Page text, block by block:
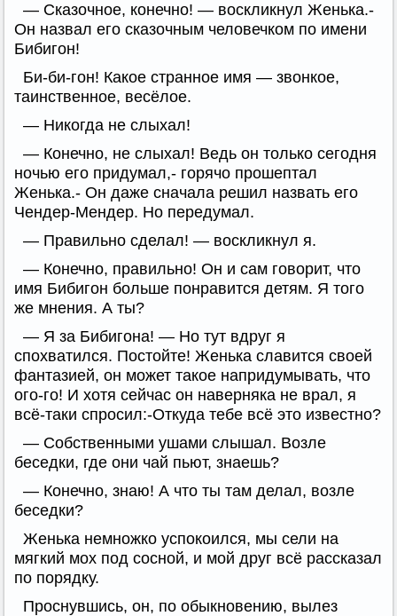
— Сказочное, конечно! — воскликнул Женька.-
Он назвал его сказочным человечком по имени
Бибигон!
Би-би-гон! Какое странное имя — звонкое,
таинственное, весёлое.
— Никогда не слыхал!
— Конечно, не слыхал! Ведь он только сегодня
ночью его придумал,- горячо прошептал
Женька.- Он даже сначала решил назвать его
Чендер-Мендер. Но передумал.
— Правильно сделал! — воскликнул я.
— Конечно, правильно! Он и сам говорит, что
имя Бибигон больше понравится детям. Я того
же мнения. А ты?
— Я за Бибигона! — Но тут вдруг я
спохватился. Постойте! Женька славится своей
фантазией, он может такое напридумывать, что
ого-го! И хотя сейчас он наверняка не врал, я
всё-таки спросил:-Откуда тебе всё это известно?
— Собственными ушами слышал. Возле
беседки, где они чай пьют, знаешь?
— Конечно, знаю! А что ты там делал, возле
беседки?
Женька немножко успокоился, мы сели на
мягкий мох под сосной, и мой друг всё рассказал
по порядку.
Проснувшись, он, по обыкновению, вылез